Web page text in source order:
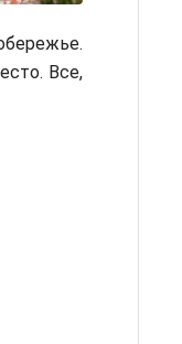
Все,